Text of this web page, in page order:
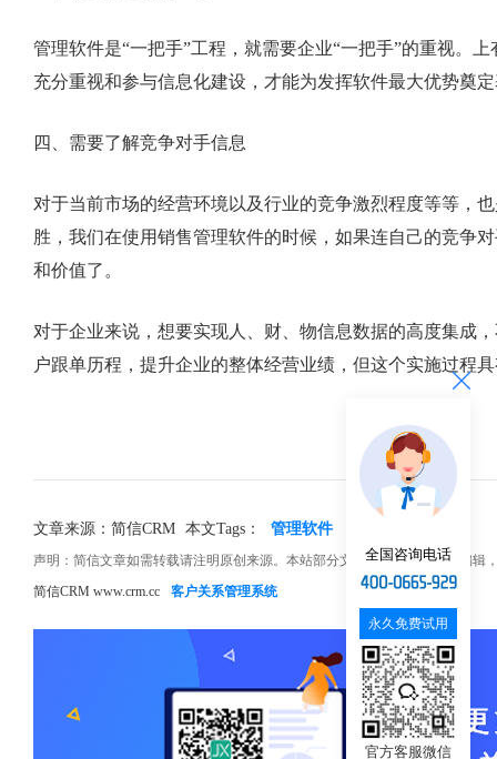
管理软件是“一把手”工程，就需要企业“一把手”的重视。
充分重视和参与信息化建设，才能为发挥软件最大优势奠
四、需要了解竞争对手信息
对于当前市场的经营环境以及行业的竞争激烈程度等等，
胜，我们在使用销售管理软件的时候，如果连自己的竞争
和价值了。
对于企业来说，想要实现人、财、物信息数据的高度集成
户跟单历程，提升企业的整体经营业绩，但这个实施过程
文章来源：简信CRM 本文Tags： 管理软件
声明：简信文章如需转载请注明原创来源。本站部分文章和图片来源网络编
简信CRM www.crm.cc
客户关系管理系统
全国咨询电话
永久免费试用
官方客服微信